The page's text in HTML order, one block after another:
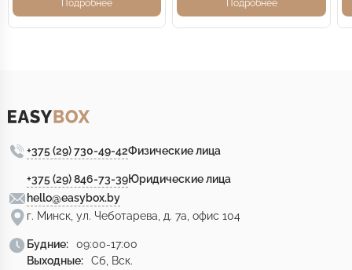
Подробнее Подробнее
+375 (29) 730-49-42Физические лица
+375 (29) 846-73-39Юридические лица
hello@easybox.by
г. Минск, ул. Чеботарева, д. 7а, офис 104
Будние:
09:00-17:00
Выходные:
Сб, Вск.